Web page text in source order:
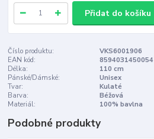
Přidat do košíku
Číslo produktu:
VKS6001906
EAN kód:
8594031450054
Délka:
110 cm
Pánské/Dámské:
Unisex
Tvar:
Kulaté
Barva:
Béžová
Materiál:
100% bavlna
Podobné produkty